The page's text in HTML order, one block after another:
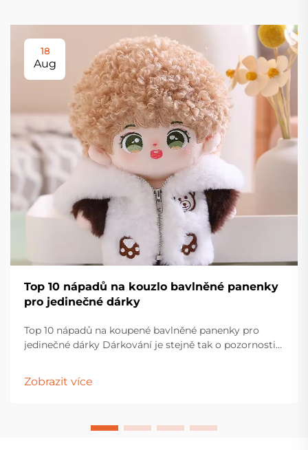
18
Aug
Top 10 nápadů na kouzlo bavlněné panenky
pro jedinečné dárky
Top 10 nápadů na koupené bavlněné panenky pro
jedinečné dárky Dárkování je stejně tak o pozornosti
náročné najít dárek, který by byl opravdu výjimečný.
Zobrazit více